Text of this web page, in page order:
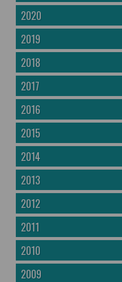
2020
2019
2018
2017
2016
2015
2014
2013
2012
2011
2010
2009